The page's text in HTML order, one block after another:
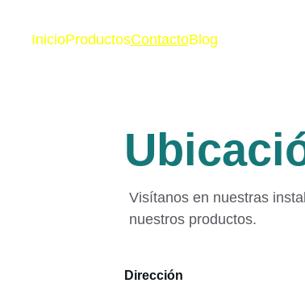
InicioProductosContactoBlog
Visítanos en nuestras
nuestros productos.
Dirección